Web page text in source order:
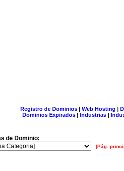
Registro de Dominios| Web Hosting |
Dominios Expirados | Industrias |
de Dominio:
[Pág.